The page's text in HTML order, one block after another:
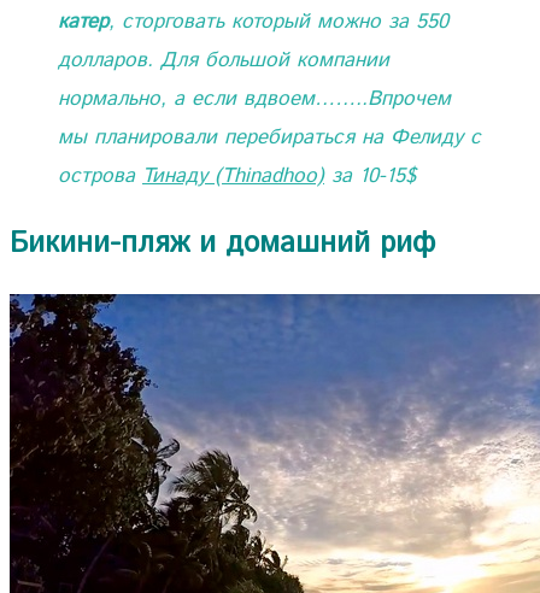
катер, сторговать который можно за 550
долларов. Для большой компании
нормально, а если вдвоем……..Впрочем
мы планировали перебираться на Фелиду с
острова Тинаду (Thinadhoo)за 10-15$
Бикини-пляж и домашний риф